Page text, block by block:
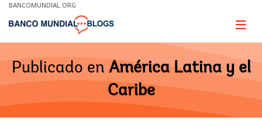
Skip
Main
BANCOMUNDIAL.ORG
Page
Publicado en América Latina y el
Caribe